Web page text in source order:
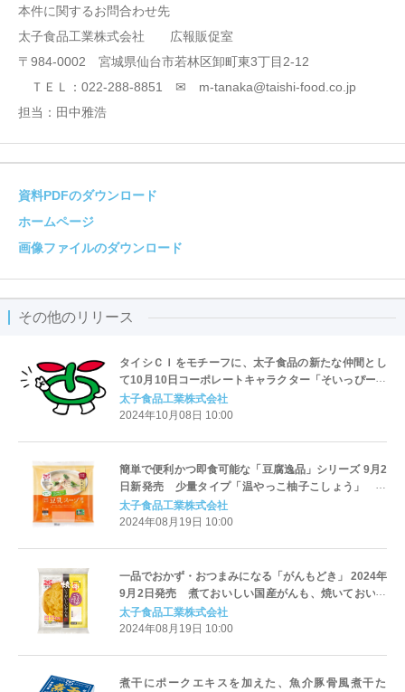
本件に関するお問合わせ先
太子食品工業株式会社 広報販促室
〒984-0002 宮城県仙台市若林区卸町東3丁目2-12
ＴＥＬ：022-288-8851 ✉ m-tanaka@taishi-food.co.jp
担当：田中雅浩
資料PDFのダウンロード
ホームページ
画像ファイルのダウンロード
その他のリリース
タイシＣＩをモチーフに、太子食品の新たな仲間とし
て10月10日コーポレートキャラクター「そいっぴー」
誕生
太子食品工業株式会社
2024年10月08日 10:00
簡単で便利かつ即食可能な「豆腐逸品」シリーズ 9月2
日新発売 少量タイプ「温やっこ柚子こしょう」 ス
ープタイプ「国産豆乳スープ寄せごまみそ仕立
て」 栃木県日光工場製造
太子食品工業株式会社
2024年08月19日 10:00
一品でおかず・おつまみになる「がんもどき」 2024年
9月2日発売 煮ておいしい国産がんも、焼いておいし
い国産がんも 栃木県日光工場で「がんも」を初めて製
造開始。
太子食品工業株式会社
2024年08月19日 10:00
煮干にポークエキスを加えた、魚介豚骨風煮干た